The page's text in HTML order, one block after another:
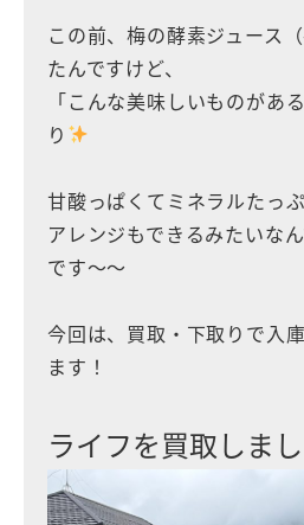
この前、梅の酵素ジュース
たんですけど、
「こんな美味しいものがあ
り
甘酸っぱくてミネラルたっぷ
アレンジもできるみたいな
です〜〜
今回は、買取・下取りで入
ます！
ライフを買取しま